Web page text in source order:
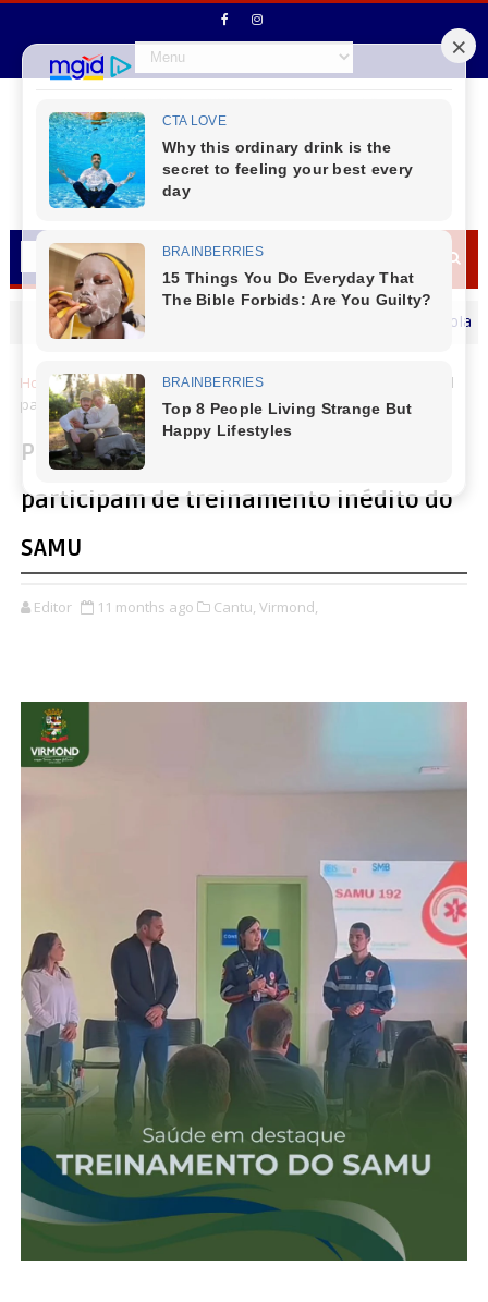
Virmond - Inscrições Abertas para o Pacote Agrícola 2026
Home Cantu Virmond
Profissionais de Saúde de Virmond
participam de treinamento inédito do SAMU
Profissionais de Saúde de Virmond
participam de treinamento inédito do
SAMU
Editor 11 months ago Cantu, Virmond,